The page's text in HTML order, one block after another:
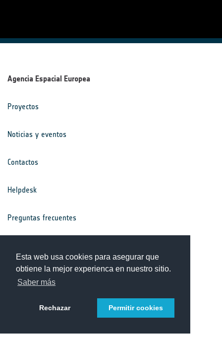
Esta web usa cookies para asegurar que
obtiene la mejor experienca en nuestro sitio.
Saber más
Rechazar Permitir cookies
Agencia Espacial Europea
Proyectos
Noticias y eventos
Contactos
Helpdesk
Preguntas frecuentes
Aviso de privacidad